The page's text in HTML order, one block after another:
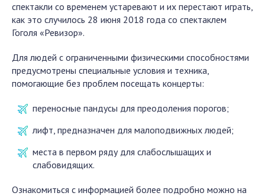
спектакли со временем устаревают и их перестают играть,
как это случилось 28 июня 2018 года со спектаклем
Гоголя «Ревизор».
Для людей с ограниченными физическими способностями
предусмотрены специальные условия и техника,
помогающие без проблем посещать концерты:
переносные пандусы для преодоления порогов;
лифт, предназначен для малоподвижных людей;
места в первом ряду для слабослышащих и
слабовидящих.
Ознакомиться с информацией более подробно можно на